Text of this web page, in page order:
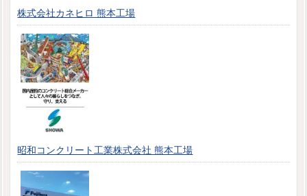
株式会社カネヒロ 熊本工場
昭和コンクリート工業株式会社 熊本工場